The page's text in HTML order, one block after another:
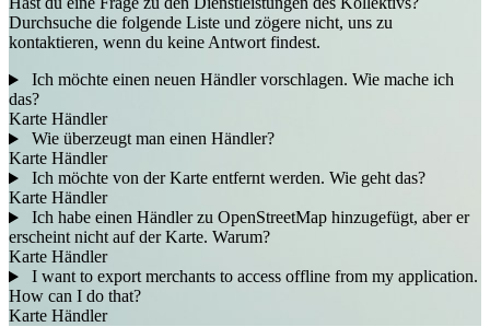
Durchsuche die folgende Liste und zögere nicht, uns zu
kontaktieren, wenn du keine Antwort findest.
Ich möchte einen neuen Händler vorschlagen. Wie mache ich
das?
Karte Händler
Wie überzeugt man einen Händler?
Karte Händler
Ich möchte von der Karte entfernt werden. Wie geht das?
Karte Händler
Ich habe einen Händler zu OpenStreetMap hinzugefügt, aber er
erscheint nicht auf der Karte. Warum?
Karte Händler
I want to export merchants to access offline from my application.
How can I do that?
Karte Händler